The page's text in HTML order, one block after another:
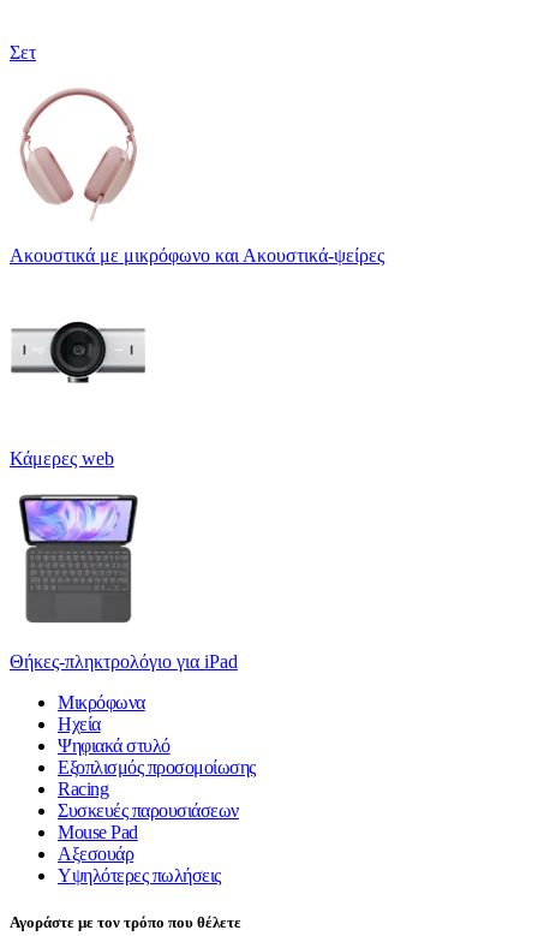
Σετ
Ακουστικά με μικρόφωνο και Ακουστικά-ψείρες
Κάμερες web
Θήκες-πληκτρολόγιο για iPad
Μικρόφωνα
Ηχεία
Ψηφιακά στυλό
Εξοπλισμός προσομοίωσης
Racing
Συσκευές παρουσιάσεων
Mouse Pad
Αξεσουάρ
Υψηλότερες πωλήσεις
Αγοράστε με τον τρόπο που θέλετε